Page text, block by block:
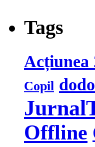
Tags
Acțiunea
Copil
Offline